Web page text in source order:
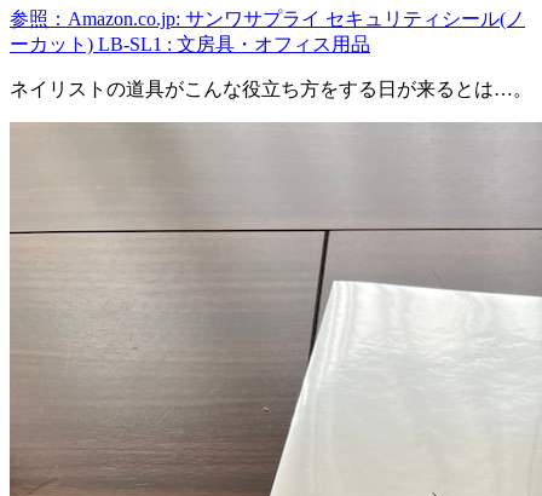
参照：Amazon.co.jp: サンワサプライ セキュリティシール(ノ
ーカット) LB-SL1 : 文房具・オフィス用品
ネイリストの道具がこんな役立ち方をする日が来るとは…。